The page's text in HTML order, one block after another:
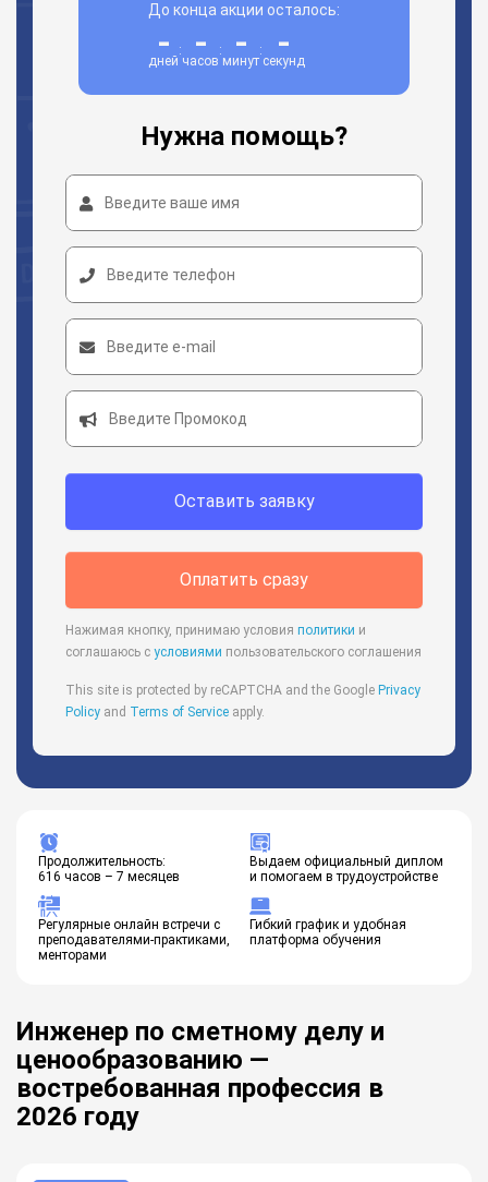
До конца акции осталось:
-
дней
: -
часов
: -
минут
: -
секунд
Нужна помощь?
Оставить заявку
Оплатить сразу
Нажимая кнопку, принимаю условия политики и
соглашаюсь с условиями пользовательского соглашения
This site is protected by reCAPTCHA and the Google Privacy
Policy and Terms of Service apply.
Продолжительность:
616 часов – 7 месяцев
Выдаем официальный диплом
и помогаем в трудоустройстве
Регулярные онлайн встречи с
преподавателями-практиками,
менторами
Гибкий график и удобная
платформа обучения
Инженер по сметному делу и
ценообразованию —
востребованная профессия в
2026 году